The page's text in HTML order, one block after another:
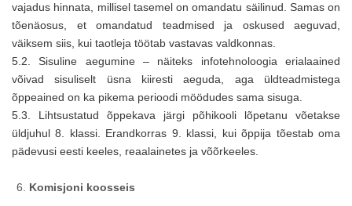
vajadus hinnata, millisel tasemel on omandatu säilinud. Samas on
tõenäosus, et omandatud teadmised ja oskused aeguvad,
väiksem siis, kui taotleja töötab vastavas valdkonnas.
5.2. Sisuline aegumine – näiteks infotehnoloogia erialaained
võivad sisuliselt üsna kiiresti aeguda, aga üldteadmistega
õppeained on ka pikema perioodi möödudes sama sisuga.
5.3. Lihtsustatud õppekava järgi põhikooli lõpetanu võetakse
üldjuhul 8. klassi. Erandkorras 9. klassi, kui õppija tõestab oma
pädevusi eesti keeles, reaalainetes ja võõrkeeles.
Komisjoni koosseis